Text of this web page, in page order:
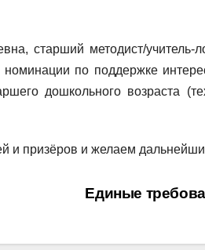
старший методист/
номинации по поддержке
дошкольного возраста
и призёров и желаем
Единые